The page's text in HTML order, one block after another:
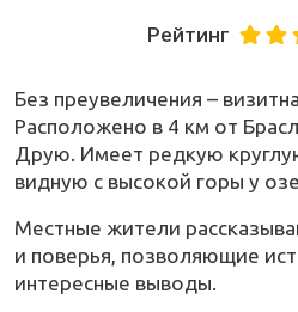
Рейтинг
Без преувеличения –
Расположено в 4 км от
Друю. Имеет редкую
видную с высокой горы у
Местные жители
и поверья, позволяющие
интересные выводы.